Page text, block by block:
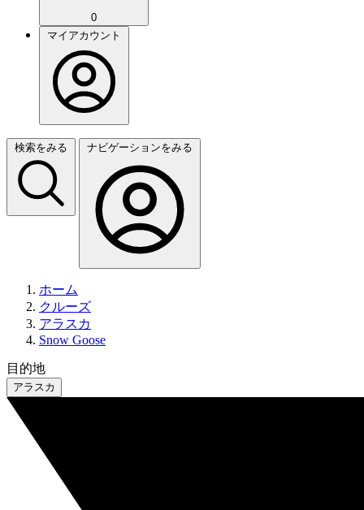
0
マイアカウント
検索をみる ナビゲーションをみる
ホーム
クルーズ
アラスカ
Snow Goose
目的地
アラスカ